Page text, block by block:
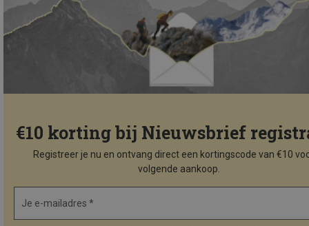
€10 korting bij Nieuwsbrief
Registreer je nu en ontvang direct een kortingscode van €10
volgende aankoop.
Je e-mailadres *